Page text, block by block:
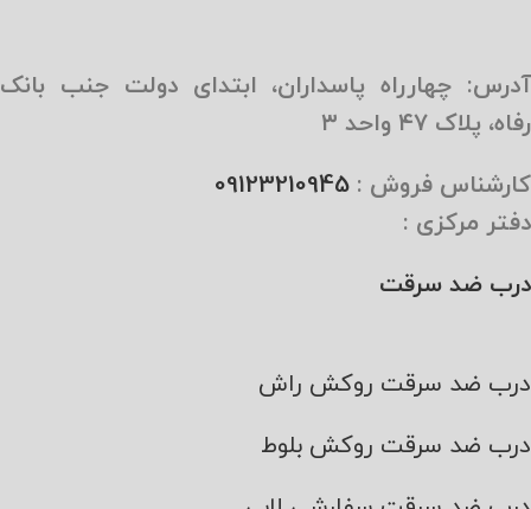
آدرس: چهارراه پاسداران، ابتدای دولت جنب بانک
رفاه، پلاک ۴۷ واحد ۳
کارشناس فروش : 09123210945
دفتر مرکزی :
درب ضد سرقت
درب ضد سرقت روکش راش
درب ضد سرقت روکش بلوط